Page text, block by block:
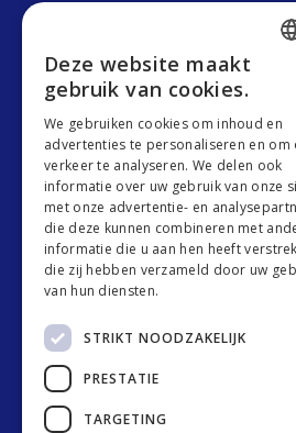
Dinsdag: 8u.30 – 19u30
Woensdag: 8u.30 – 19u30
Donderdag: 8u.30 – 19u30
Vrijdag: 8u.30 – 19u30
Zaterdag: 9:00 – 12:00
Bekijk ook
Veterinair Quadrant Denderleeuw
Deze website maakt
gebruik van cookies.
We gebruiken cookies om inhoud en
advertenties te personaliseren en om
verkeer te analyseren. We delen ook
informatie over uw gebruik van onze
met onze advertentie- en
die deze kunnen combineren met
informatie die u aan hen heeft
die zij hebben verzameld door uw
van hun diensten.
STRIKT NOODZAKELIJK
PRESTATIE
TARGETING